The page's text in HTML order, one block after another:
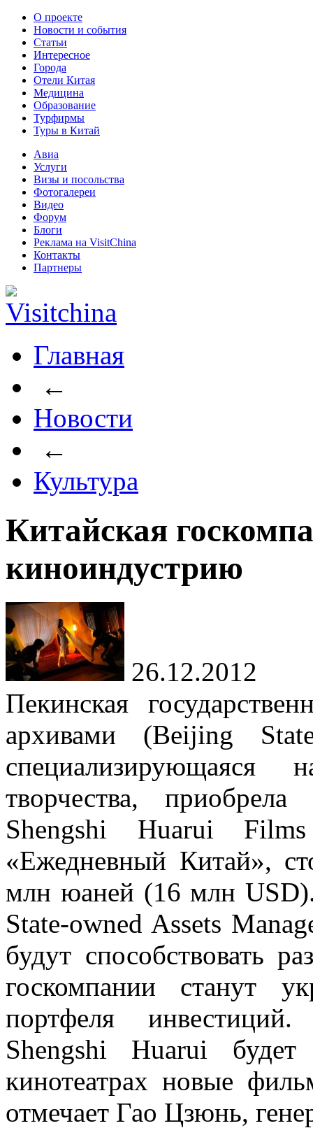
О проекте
Новости и события
Статьи
Интересное
Города
Отели Китая
Медицина
Образование
Турфирмы
Туры в Китай
Авиа
Услуги
Визы и посольства
Фотогалереи
Видео
Форум
Блоги
Реклама на VisitChina
Контакты
Партнеры
Главная
←
Новости
←
Культура
Китайская
киноиндустрию
26.12.2012
Пекинская
архивами (Beijing
творчества,
Shengshi Huarui
«Ежедневный Китай»,
млн юаней (16 млн
State-owned Assets
будут способствовать
госкомпании станут
портфеля
Shengshi Huarui
кинотеатрах новые
отмечает Гао Цзюнь,